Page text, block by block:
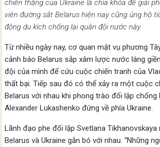
chiến thắng của Ukraine là chìa khóa để giải
viên đường sắt Belarus hiện nay cũng ủng hộ
động du kích chống lại quân đội nước này.
Từ nhiều ngày nay, cơ quan mật vụ phương
cảnh báo Belarus sắp xâm lược nước láng
đội của mình để cứu cuộc chiến tranh của
thất bại. Tiếp sau đó có thể xảy ra một cuộc
Belarus với nhau khi phong trào đối lập chống
Alexander Lukashenko đứng về phía Ukraine.
Lãnh đạo phe đối lập Svetlana Tikhanovskaya
Belarus và Ukraine gắn bó với nhau. “Những